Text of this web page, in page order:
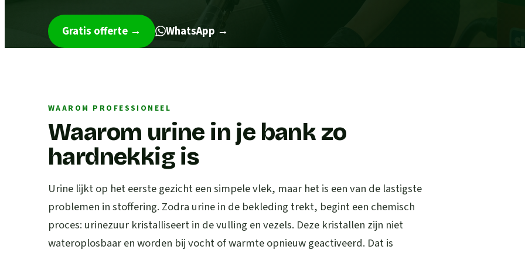
Gratis offerte → WhatsApp →
WAAROM PROFESSIONEEL
Waarom urine in je bank zo
hardnekkig is
Urine lijkt op het eerste gezicht een simpele vlek, maar het is een van de lastigste
problemen in stoffering. Zodra urine in de bekleding trekt, begint een chemisch
proces: urinezuur kristalliseert in de vulling en vezels. Deze kristallen zijn niet
wateroplosbaar en worden bij vocht of warmte opnieuw geactiveerd. Dat is